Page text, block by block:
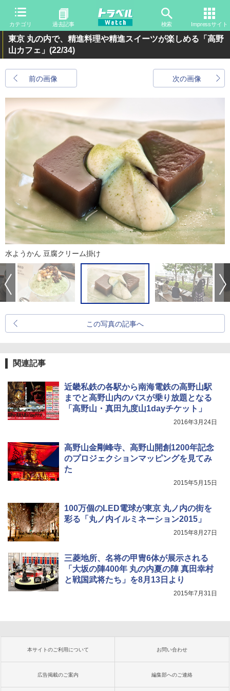
カテゴリ 過去記事 検索 Impressサイト
東京 丸の内で、精進料理や精進スイーツが楽しめる「高野
山カフェ」 (22/34)
前の画像 次の画像
水ようかん 豆腐クリーム掛け
この写真の記事へ
関連記事
近畿私鉄の各駅から南海電鉄の高野山駅
までと高野山内のバスが乗り放題となる
「高野山・真田九度山1dayチケット」
2016年3月24日
高野山金剛峰寺、高野山開創1200年記念
のプロジェクションマッピングを見てみ
た
2015年5月15日
100万個のLED電球が東京 丸ノ内の街を
彩る「丸ノ内イルミネーション2015」
2015年8月27日
三菱地所、名将の甲冑6体が展示される
「大坂の陣400年 丸の内夏の陣 真田幸村
と戦国武将たち」を8月13日より
2015年7月31日
本サイトのご利用について お問い合わせ
広告掲載のご案内 編集部へのご連絡